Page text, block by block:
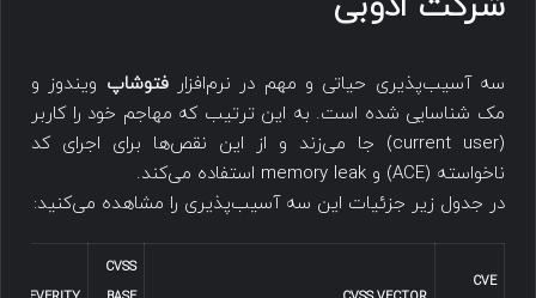
سه آسیب‌پذیری حیاتی و مهم در نرم‌‌افزارفتوشاپ ویندوز و
مک شناسایی شده است. به این ترتیب که مهاجم خود را کاربر
(current user) جا می‌زند و از این نقص‌ها برای اجرای کد
ناخواسته (ACE) و memory leak استفاده می‌کند.
در جدول زیر جزئیات این سه آسیب‌پذیری را مشاهده می‌کنید:
CVE
CVSS